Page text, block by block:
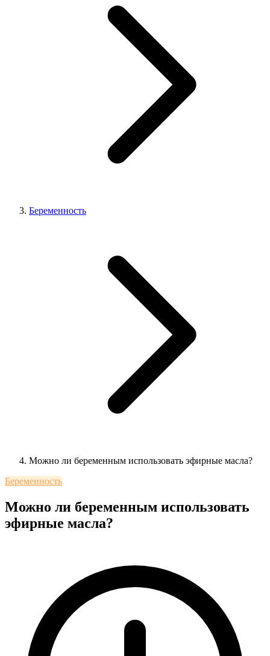
Беременность
Можно ли беременным использовать эфирные масла?
Беременность
Можно ли беременным использовать
эфирные масла?